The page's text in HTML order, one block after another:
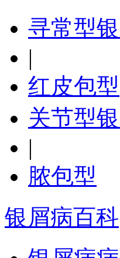
寻常型
|
红皮包型
关节型
|
脓包型
银屑病百科